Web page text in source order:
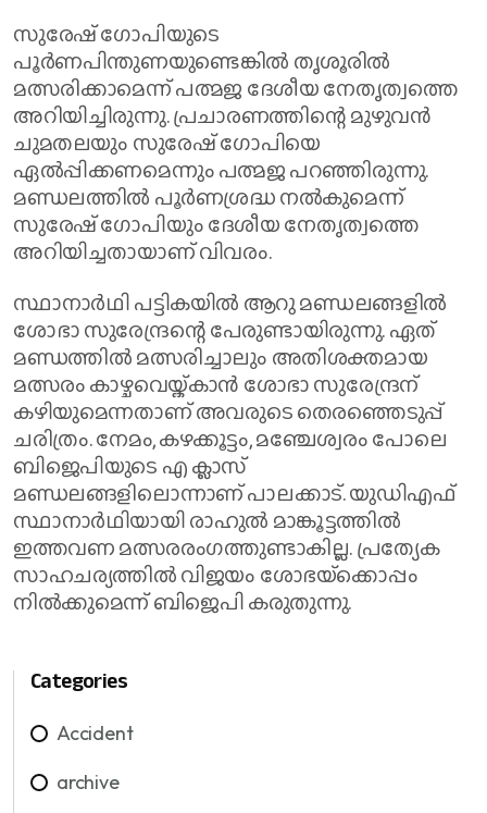
സുരേഷ് ഗോപിയുടെ
പൂര്‍ണപിന്തുണയുണ്ടെങ്കില്‍ തൃശൂരില്‍
മത്സരിക്കാമെന്ന് പത്മജ ദേശീയ നേതൃത്വത്തെ
അറിയിച്ചിരുന്നു. പ്രചാരണത്തിന്റെ മുഴുവന്‍
ചുമതലയും സുരേഷ് ഗോപിയെ
ഏല്‍പ്പിക്കണമെന്നും പത്മജ പറഞ്ഞിരുന്നു.
മണ്ഡലത്തില്‍ പൂര്‍ണശ്രദ്ധ നല്‍കുമെന്ന്
സുരേഷ് ഗോപിയും ദേശീയ നേതൃത്വത്തെ
അറിയിച്ചതായാണ് വിവരം.
സ്ഥാനാര്‍ഥി പട്ടികയില്‍ ആറു മണ്ഡലങ്ങളില്‍
ശോഭാ സുരേന്ദ്രന്റെ പേരുണ്ടായിരുന്നു. ഏത്
മണ്ഡത്തില്‍ മത്സരിച്ചാലും അതിശക്തമായ
മത്സരം കാഴ്ചവെയ്ക്കാന്‍ ശോഭാ സുരേന്ദ്രന്
കഴിയുമെന്നതാണ് അവരുടെ തെരഞ്ഞെടുപ്പ്
ചരിത്രം. നേമം, കഴക്കൂട്ടം, മഞ്ചേശ്വരം പോലെ
ബിജെപിയുടെ എ ക്ലാസ്
മണ്ഡലങ്ങളിലൊന്നാണ് പാലക്കാട്. യുഡിഎഫ്
സ്ഥാനാര്‍ഥിയായി രാഹുല്‍ മാങ്കൂട്ടത്തില്‍
ഇത്തവണ മത്സരരംഗത്തുണ്ടാകില്ല. പ്രത്യേക
സാഹചര്യത്തില്‍ വിജയം ശോഭയ്‌ക്കൊപ്പം
നില്‍ക്കുമെന്ന് ബിജെപി കരുതുന്നു.
Categories
Accident
archive